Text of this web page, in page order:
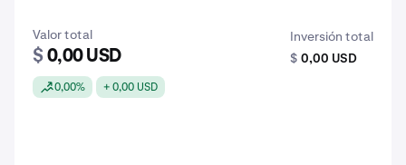
Valor total
$ 0,00 USD
0,00% + 0,00 USD
Inversión total
$ 0,00 USD